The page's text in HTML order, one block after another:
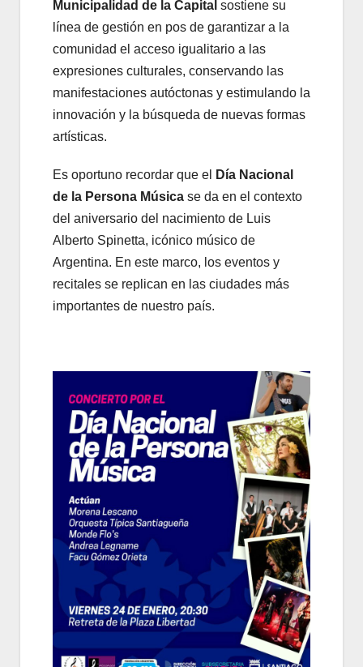
Municipalidad de la Capital sostiene su
línea de gestión en pos de garantizar a la
comunidad el acceso igualitario a las
expresiones culturales, conservando las
manifestaciones autóctonas y estimulando la
innovación y la búsqueda de nuevas formas
artísticas.
Es oportuno recordar que el
Día Nacional
de la Persona Música se da en el contexto
del aniversario del nacimiento de Luis
Alberto Spinetta, icónico músico de
Argentina. En este marco, los eventos y
recitales se replican en las ciudades más
importantes de nuestro país.